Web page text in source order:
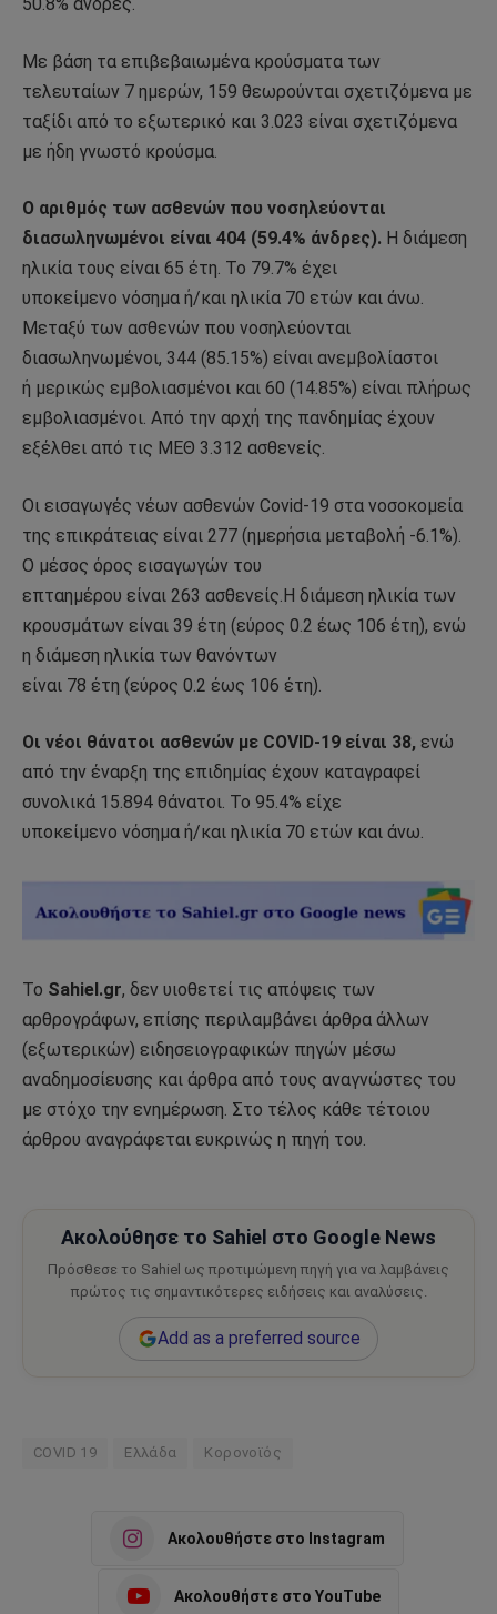
Με βάση τα επιβεβαιωμένα κρούσματα των
τελευταίων 7 ημερών, 159 θεωρούνται σχετιζόμενα με
ταξίδι από το εξωτερικό και 3.023 είναι σχετιζόμενα
με ήδη γνωστό κρούσμα.
Ο αριθμός των ασθενών που νοσηλεύονται
διασωληνωμένοι είναι 404 (59.4% άνδρες). Η διάμεση
ηλικία τους είναι 65 έτη. To 79.7% έχει
υποκείμενο νόσημα ή/και ηλικία 70 ετών και άνω.
Μεταξύ των ασθενών που νοσηλεύονται
διασωληνωμένοι, 344 (85.15%) είναι ανεμβολίαστοι
ή μερικώς εμβολιασμένοι και 60 (14.85%) είναι πλήρως
εμβολιασμένοι. Από την αρχή της πανδημίας έχουν
εξέλθει από τις ΜΕΘ 3.312 ασθενείς.
Οι εισαγωγές νέων ασθενών Covid-19 στα νοσοκομεία
της επικράτειας είναι 277 (ημερήσια μεταβολή -6.1%).
Ο μέσος όρος εισαγωγών του
επταημέρου είναι 263 ασθενείς.Η διάμεση ηλικία των
κρουσμάτων είναι 39 έτη (εύρος 0.2 έως 106 έτη), ενώ
η διάμεση ηλικία των θανόντων
είναι 78 έτη (εύρος 0.2 έως 106 έτη).
Οι νέοι θάνατοι ασθενών με COVID-19 είναι 38, ενώ
από την έναρξη της επιδημίας έχουν καταγραφεί
συνολικά 15.894 θάνατοι. Το 95.4% είχε
υποκείμενο νόσημα ή/και ηλικία 70 ετών και άνω.
Το Sahiel.gr, δεν υιοθετεί τις απόψεις των
αρθρογράφων, επίσης περιλαμβάνει άρθρα άλλων
(εξωτερικών) ειδησειογραφικών πηγών μέσω
αναδημοσίευσης και άρθρα από τους αναγνώστες του
με στόχο την ενημέρωση. Στο τέλος κάθε τέτοιου
άρθρου αναγράφεται ευκρινώς η πηγή του.
Ακολούθησε το Sahiel στο Google News
Πρόσθεσε το Sahiel ως προτιμώμενη πηγή για να λαμβάνεις
πρώτος τις σημαντικότερες ειδήσεις και αναλύσεις.
Add as a preferred source
COVID 19 Ελλάδα Κορονοϊός
Ακολουθήστε στο Instagram
Ακολουθήστε στο YouTube